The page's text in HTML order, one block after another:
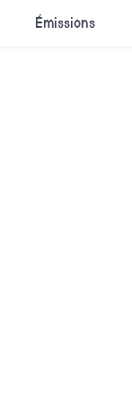
Émissions